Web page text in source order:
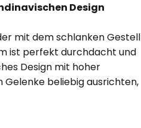
Design
mit dem schlanken Gestell
ist perfekt durchdacht und
Design mit hoher
Gelenke beliebig ausrichten,